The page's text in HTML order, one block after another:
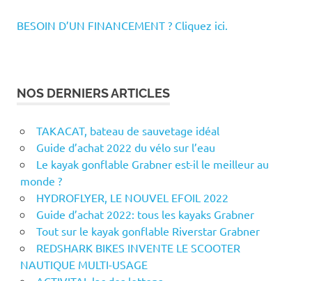
BESOIN D’UN FINANCEMENT ? Cliquez ici.
NOS DERNIERS ARTICLES
TAKACAT, bateau de sauvetage idéal
Guide d’achat 2022 du vélo sur l’eau
Le kayak gonflable Grabner est-il le meilleur au
monde ?
HYDROFLYER, LE NOUVEL EFOIL 2022
Guide d’achat 2022: tous les kayaks Grabner
Tout sur le kayak gonflable Riverstar Grabner
REDSHARK BIKES INVENTE LE SCOOTER
NAUTIQUE MULTI-USAGE